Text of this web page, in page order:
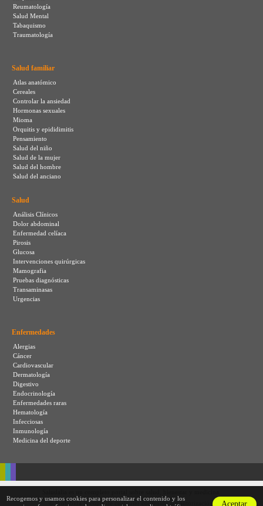
Reumatología
Salud Mental
Tabaquismo
Traumatología
Salud familiar
Atlas anatómico
Cereales
Controlar la ansiedad
Hormonas sexuales
Mioma
Orquitis y epididimitis
Pensamiento
Salud del niño
Salud de la mujer
Salud del hombre
Salud del anciano
Salud
Análisis Clínicos
Dolor abdominal
Enfermedad celíaca
Pirosis
Glucosa
Intervenciones quirúrgicas
Mamografia
Pruebas diagnósticas
Transaminasas
Urgencias
Enfermedades
Alergias
Cáncer
Cardiovascular
Dermatología
Digestivo
Endocrinología
Enfermedades raras
Hematología
Infecciosas
Inmunología
Medicina del deporte
© Prohibida la copia de cualquier contenido sin autorización.
Aceptar
Recogemos y usamos cookies para personalizar el contenido y los